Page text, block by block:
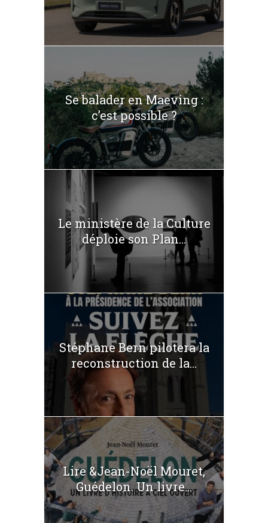
Se balader en Maeving :
c’est possible ?
Le ministère de la Culture
déploie son Plan...
Stéphane Bern pilotera la
reconstruction de la...
Lire &Jean-Noël Mouret,
Guédelon. Un livre...